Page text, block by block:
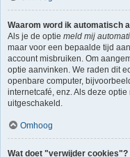
Waarom word ik automatisch
Als je de optie meld mij
maar voor een bepaalde tijd
account misbruiken. Om
optie aanvinken. We raden dit
openbare computer,
internetcafé, enz. Als deze
uitgeschakeld.
Omhoog
Wat doet "verwijder cookies"?